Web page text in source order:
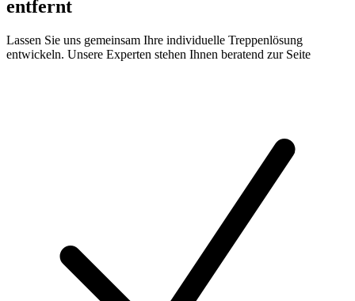
entfernt
Lassen Sie uns gemeinsam Ihre individuelle Treppenlösung
entwickeln. Unsere Experten stehen Ihnen beratend zur Seite